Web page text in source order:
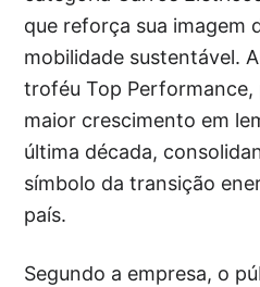
que reforça sua imagem
mobilidade sustentável.
troféu Top Performance,
maior crescimento em
última década,
símbolo da transição
país.
Segundo a empresa, o